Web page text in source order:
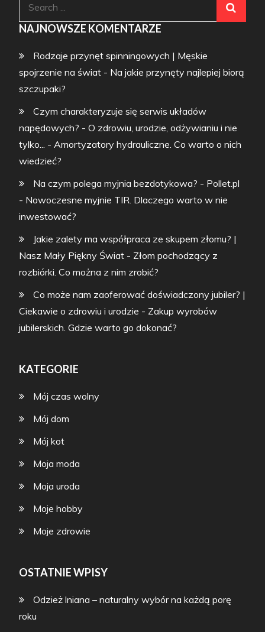
NAJNOWSZE KOMENTARZE
Rodzaje przynęt spinningowych | Męskie
spojrzenie na świat - Na jakie przynęty najlepiej biorą
szczupaki?
Czym charakteryzuje się serwis układów
napędowych? - O zdrowiu, urodzie, odżywianiu i nie
tylko... -Amortyzatory hydrauliczne. Co warto o nich
wiedzieć?
Na czym polega myjnia bezdotykowa? - Pollet.pl
- Nowoczesne myjnie TIR. Dlaczego warto w nie
inwestować?
Jakie zalety ma współpraca ze skupem złomu? |
Nasz Mały Piękny Świat - Złom pochodzący z
rozbiórki. Co można z nim zrobić?
Co może nam zaoferować doświadczony jubiler? |
Ciekawie o zdrowiu i urodzie - Zakup wyrobów
jubilerskich. Gdzie warto go dokonać?
KATEGORIE
Mój czas wolny
Mój dom
Mój kot
Moja moda
Moja uroda
Moje hobby
Moje zdrowie
OSTATNIE WPISY
Odzież lniana – naturalny wybór na każdą porę
roku